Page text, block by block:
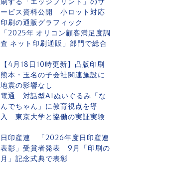
ービス資料公開 小ロット対応
印刷の通販グラフィック
「2025年 オリコン顧客満足度調
査 ネット印刷通販」部門で総合
【4月18日10時更新】凸版印刷
熊本・玉名の子会社関連施設に
地震の影響なし
電通 対話型AIぬいぐるみ「な
んでちゃん」に教育視点を導
入 東京大学と協働の実証実験
日印産連 「2026年度日印産連
表彰」受賞者発表 9月「印刷の
月」記念式典で表彰